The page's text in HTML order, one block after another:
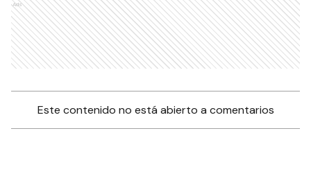
Ads
Este contenido no está abierto a comentarios